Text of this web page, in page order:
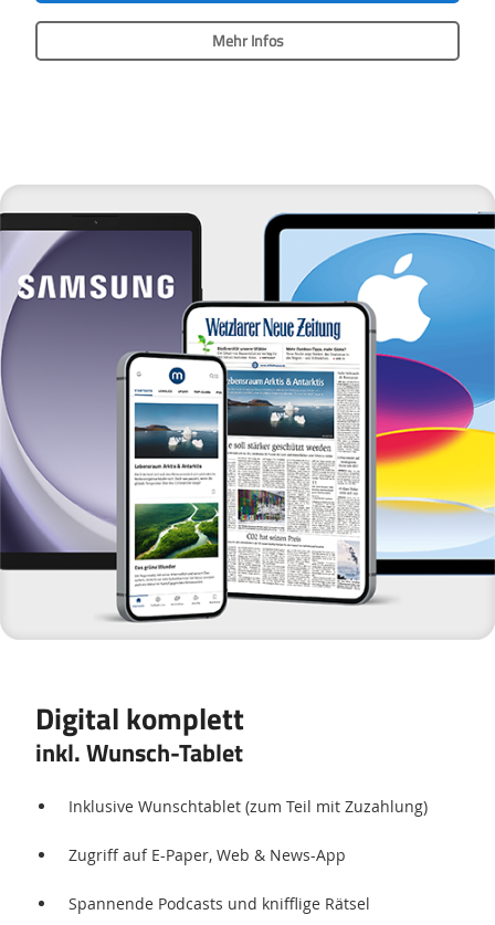
Mehr Infos
Produkt
Digital komplett
inkl. Wunsch-Tablet
Inklusive Wunschtablet (zum Teil mit Zuzahlung)
Zugriff auf E-Paper, Web & News-App
Spannende Podcasts und knifflige Rätsel